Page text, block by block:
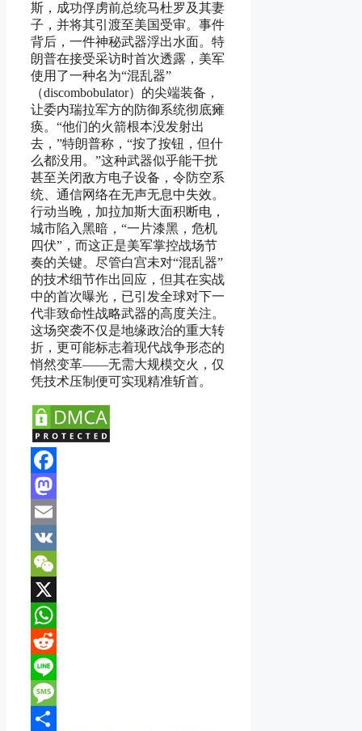
斯，成功俘虏前总统马杜罗及其妻
子，并将其引渡至美国受审。事件
背后，一件神秘武器浮出水面。特
朗普在接受采访时首次透露，美军
使用了一种名为“混乱器”
（discombobulator）的尖端装备，
让委内瑞拉军方的防御系统彻底瘫
痪。“他们的火箭根本没发射出
去，”特朗普称，“按了按钮，但什
么都没用。”这种武器似乎能干扰
甚至关闭敌方电子设备，令防空系
统、通信网络在无声无息中失效。
行动当晚，加拉加斯大面积断电，
城市陷入黑暗，“一片漆黑，危机
四伏”，而这正是美军掌控战场节
奏的关键。尽管白宫未对“混乱器”
的技术细节作出回应，但其在实战
中的首次曝光，已引发全球对下一
代非致命性战略武器的高度关注。
这场突袭不仅是地缘政治的重大转
折，更可能标志着现代战争形态的
悄然变革——无需大规模交火，仅
凭技术压制便可实现精准斩首。
Facebook
Mastodon
Email
VK
WeChat
X
WhatsApp
Reddit
Line
Message